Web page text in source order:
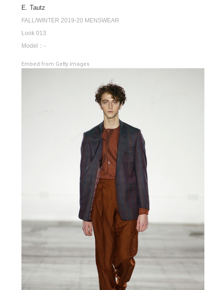
E. Tautz
FALL/WINTER 2019-20 MENSWEAR
Look 013
Model：-
Embed from Getty Images